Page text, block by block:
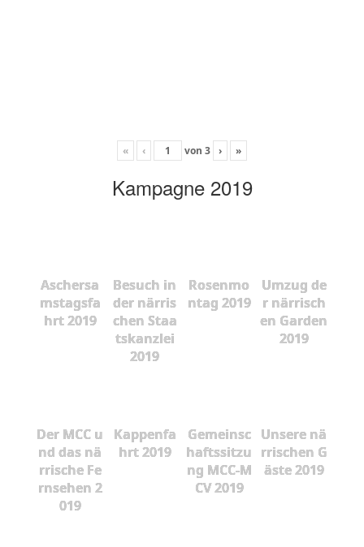
« ‹ von 3 › »
Kampagne 2019
Aschersa
mstagsfa
hrt 2019
Besuch in
der närris
chen Staa
tskanzlei
2019
Rosenmo
ntag 2019
Umzug de
r närrisch
en Garden
2019
Der MCC u
nd das nä
rrische Fe
rnsehen 2
019
Kappenfa
hrt 2019
Gemeinsc
haftssitzu
ng MCC-M
CV 2019
Unsere nä
rrischen G
äste 2019